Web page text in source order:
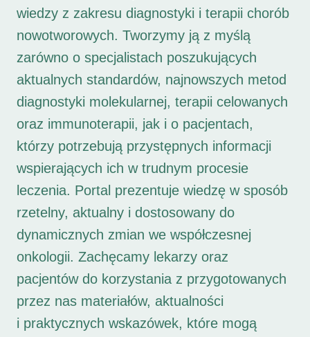
wiedzy z zakresu diagnostyki i terapii chorób
nowotworowych. Tworzymy ją z myślą
zarówno o specjalistach poszukujących
aktualnych standardów, najnowszych metod
diagnostyki molekularnej, terapii celowanych
oraz immunoterapii, jak i o pacjentach,
którzy potrzebują przystępnych informacji
wspierających ich w trudnym procesie
leczenia. Portal prezentuje wiedzę w sposób
rzetelny, aktualny i dostosowany do
dynamicznych zmian we współczesnej
onkologii. Zachęcamy lekarzy oraz
pacjentów do korzystania z przygotowanych
przez nas materiałów, aktualności
i praktycznych wskazówek, które mogą